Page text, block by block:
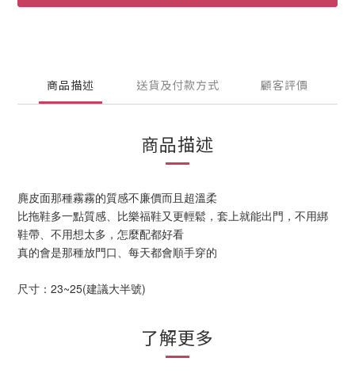
商品描述 送貨及付款方式 顧客評價
商品描述
麂皮面那種霧霧的質感不廉價而且超溫柔
比拖鞋多一點質感、比樂福鞋又更輕鬆，套上就能出門，不用綁
鞋帶、不用想太多，怎麼配都好看
真的會是那種放門口、每天都會順手穿的
尺寸：23~25(建議大半號)
了解更多